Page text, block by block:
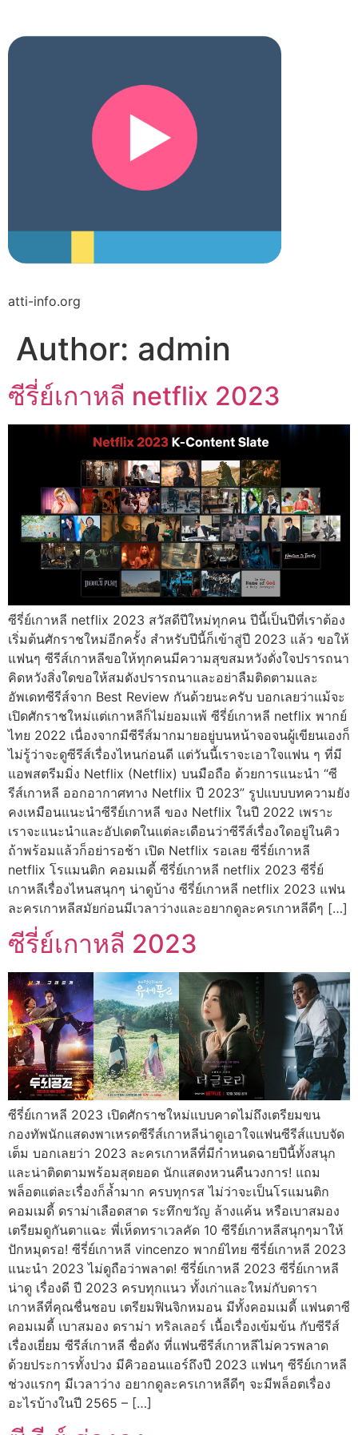
atti-info.org
Author: admin
ซีรี่ย์เกาหลี netflix 2023
ซีรี่ย์เกาหลี netflix 2023 สวัสดีปีใหม่ทุกคน ปีนี้เป็นปีที่เราต้อง
เริ่มต้นศักราชใหม่อีกครั้ง สำหรับปีนี้ก็เข้าสู่ปี 2023 แล้ว ขอให้
แฟนๆ ซีรีส์เกาหลีขอให้ทุกคนมีความสุขสมหวังดั่งใจปรารถนา
คิดหวังสิ่งใดขอให้สมดังปรารถนาและอย่าลืมติดตามและ
อัพเดทซีรีส์จาก Best Review กันด้วยนะครับ บอกเลยว่าแม้จะ
เปิดศักราชใหม่แต่เกาหลีก็ไม่ยอมแพ้ ซีรี่ย์เกาหลี netflix พากย์
ไทย 2022 เนื่องจากมีซีรีส์มากมายอยู่บนหน้าจอจนผู้เขียนเองก็
ไม่รู้ว่าจะดูซีรีส์เรื่องไหนก่อนดี แต่วันนี้เราจะเอาใจแฟน ๆ ที่มี
แอพสตรีมมิ่ง Netflix (Netflix) บนมือถือ ด้วยการแนะนำ “ซี
รีส์เกาหลี ออกอากาศทาง Netflix ปี 2023” รูปแบบบทความยัง
คงเหมือนแนะนำซีรีย์เกาหลี ของ Netflix ในปี 2022 เพราะ
เราจะแนะนำและอัปเดตในแต่ละเดือนว่าซีรีส์เรื่องใดอยู่ในคิว
ถ้าพร้อมแล้วก็อย่ารอช้า เปิด Netflix รอเลย ซีรี่ย์เกาหลี
netflix โรแมนติก คอมเมดี้ ซีรี่ย์เกาหลี netflix 2023 ซีรี่ย์
เกาหลีเรื่องไหนสนุกๆ น่าดูบ้าง ซีรี่ย์เกาหลี netflix 2023 แฟน
ละครเกาหลีสมัยก่อนมีเวลาว่างและอยากดูละครเกาหลีดีๆ […]
ซีรี่ย์เกาหลี 2023
ซีรี่ย์เกาหลี 2023 เปิดศักราชใหม่แบบคาดไม่ถึงเตรียมขน
กองทัพนักแสดงพาเหรดซีรีส์เกาหลีน่าดูเอาใจแฟนซีรีส์แบบจัด
เต็ม บอกเลยว่า 2023 ละครเกาหลีที่มีกำหนดฉายปีนี้ทั้งสนุก
และน่าติดตามพร้อมสุดยอด นักแสดงหวนคืนวงการ! แถม
พล็อตแต่ละเรื่องก็ล้ำมาก ครบทุกรส ไม่ว่าจะเป็นโรแมนติก
คอมเมดี้ ดราม่าเลือดสาด ระทึกขวัญ ล้างแค้น หรือเบาสมอง
เตรียมดูกันตาแฉะ พี่เห็ดทราเวลคัด 10 ซีรีย์เกาหลีสนุกๆมาให้
ปักหมุดรอ! ซีรี่ย์เกาหลี vincenzo พากย์ไทย ซีรี่ย์เกาหลี 2023
แนะนำ 2023 ไม่ดูถือว่าพลาด! ซีรี่ย์เกาหลี 2023 ซีรี่ย์เกาหลี
น่าดู เรื่องดี ปี 2023 ครบทุกแนว ทั้งเก่าและใหม่กับดารา
เกาหลีที่คุณชื่นชอบ เตรียมฟินจิกหมอน มีทั้งคอมเมดี้ แฟนตาซี
คอมเมดี้ เบาสมอง ดราม่า ทริลเลอร์ เนื้อเรื่องเข้มข้น กับซีรีส์
เรื่องเยี่ยม ซีรีส์เกาหลี ชื่อดัง ที่แฟนซีรีส์เกาหลีไม่ควรพลาด
ด้วยประการทั้งปวง มีคิวออนแอร์ถึงปี 2023 แฟนๆ ซีรีย์เกาหลี
ช่วงแรกๆ มีเวลาว่าง อยากดูละครเกาหลีดีๆ จะมีพล็อตเรื่อง
อะไรบ้างในปี 2565 – […]